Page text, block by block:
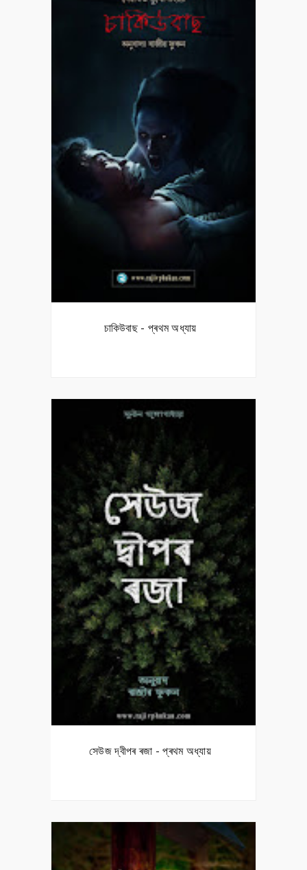
চাকিউবাছ - প্ৰথম অধ্যায়
সেউজ দ্বীপৰ ৰজা - প্ৰথম অধ্যায়